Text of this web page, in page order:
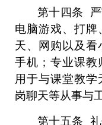
第十四条
电脑游戏、打牌
天、网购以及看
手机； 专业课教
用于与课堂教学
岗聊天等从事与
第十五条